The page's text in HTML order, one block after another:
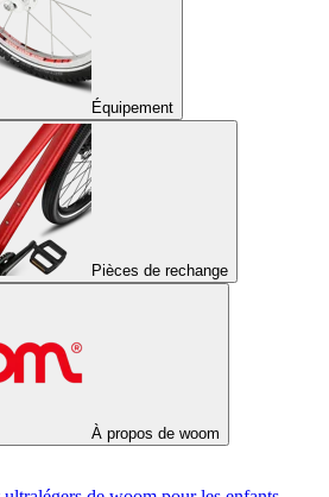
Équipement
Pièces de rechange
À propos de woom